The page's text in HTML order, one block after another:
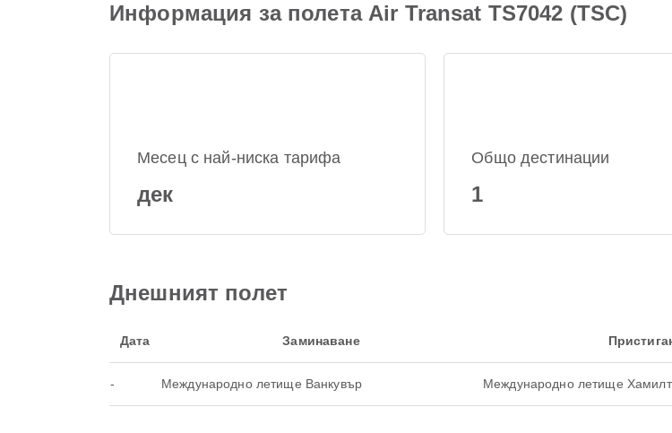
Информация за полета Air Transat TS7042 (TSC)
Месец с най-ниска тарифа
дек
Общо дестинации
1
Днешният полет
Дата Заминаване
- Международно летище Ванкувър Международно летище